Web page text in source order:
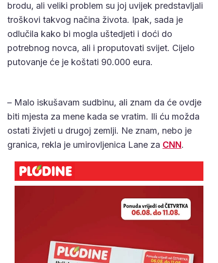
brodu, ali veliki problem su joj uvijek predstavljali
troškovi takvog načina života. Ipak, sada je
odlučila kako bi mogla uštedjeti i doći do
potrebnog novca, ali i proputovati svijet. Cijelo
putovanje će je koštati 90.000 eura.
– Malo iskušavam sudbinu, ali znam da će ovdje
biti mjesta za mene kada se vratim. Ili ću možda
ostati živjeti u drugoj zemlji. Ne znam, nebo je
granica, rekla je umirovljenica Lane za CNN.